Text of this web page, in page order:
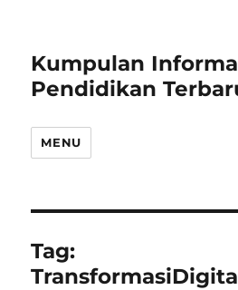
Kumpulan
Pendidikan
MENU
Tag: